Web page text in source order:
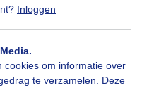
Inloggen
cookies om informatie over
te verzamelen. Deze